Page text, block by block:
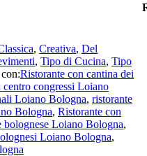
, Creativa, Del
, Tipo di Cucina, Tipo
Ristorante con cantina dei
centro congressi Loiano
Loiano Bologna, ristorante
Bologna, Ristorante con
Loiano Bologna,
Loiano Bologna,